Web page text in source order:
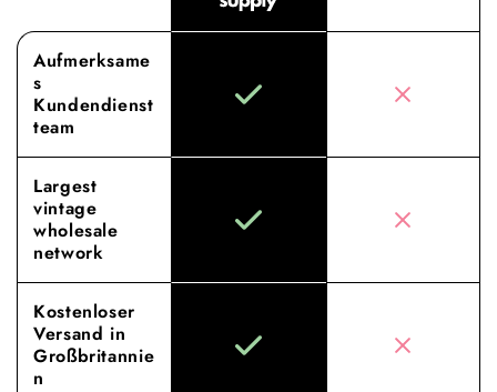
Aufmerksame
s
Kundendienst
team
Largest
vintage
wholesale
network
Kostenloser
Versand in
Großbritannie
n